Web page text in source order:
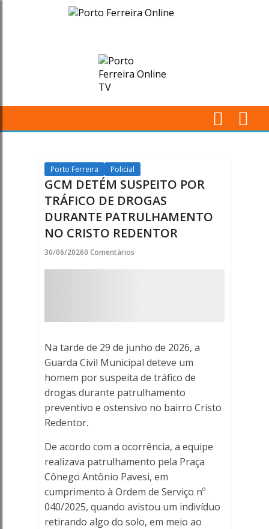
GCM
SUSPEITO
POR
DROGAS
DURANTE
PATRULHAMENTO
NO
CRISTO
-
Porto
Ferreira
Online
-
Porto
Ferreira
Online
Porto Ferreira Policial
GCM DETÉM SUSPEITO POR
TRÁFICO DE DROGAS
DURANTE PATRULHAMENTO
NO CRISTO REDENTOR
30/06/20260 Comentários
Na tarde de 29 de junho de 2026, a
Guarda Civil Municipal deteve um
homem por suspeita de tráfico de
drogas durante patrulhamento
preventivo e ostensivo no bairro Cristo
Redentor.
De acordo com a ocorrência, a equipe
realizava patrulhamento pela Praça
Cônego Antônio Pavesi, em
cumprimento à Ordem de Serviço nº
040/2025, quando avistou um indivíduo
retirando algo do solo, em meio ao